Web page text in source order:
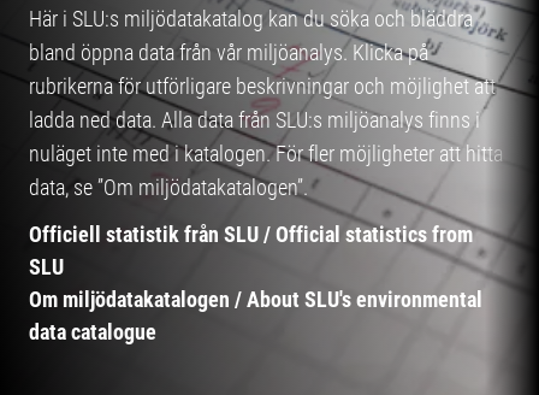
Här i SLU:s miljödatakatalog kan du söka och bläddra
bland öppna data från vår miljöanalys. Klicka på
rubrikerna för utförligare beskrivningar och möjlighet att
ladda ned data. Alla data från SLU:s miljöanalys finns i
nuläget inte med i katalogen. För fler möjligheter att hitta
data, se ”Om miljödatakatalogen”.
Officiell statistik från SLU / Official statistics from
SLU
Om miljödatakatalogen / About SLU's environmental
data catalogue